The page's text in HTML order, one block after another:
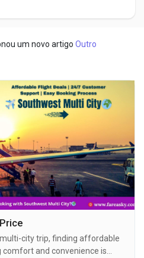
um novo artigoOutro
city trip, finding affordable
and convenience is